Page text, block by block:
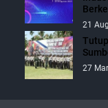
21
27